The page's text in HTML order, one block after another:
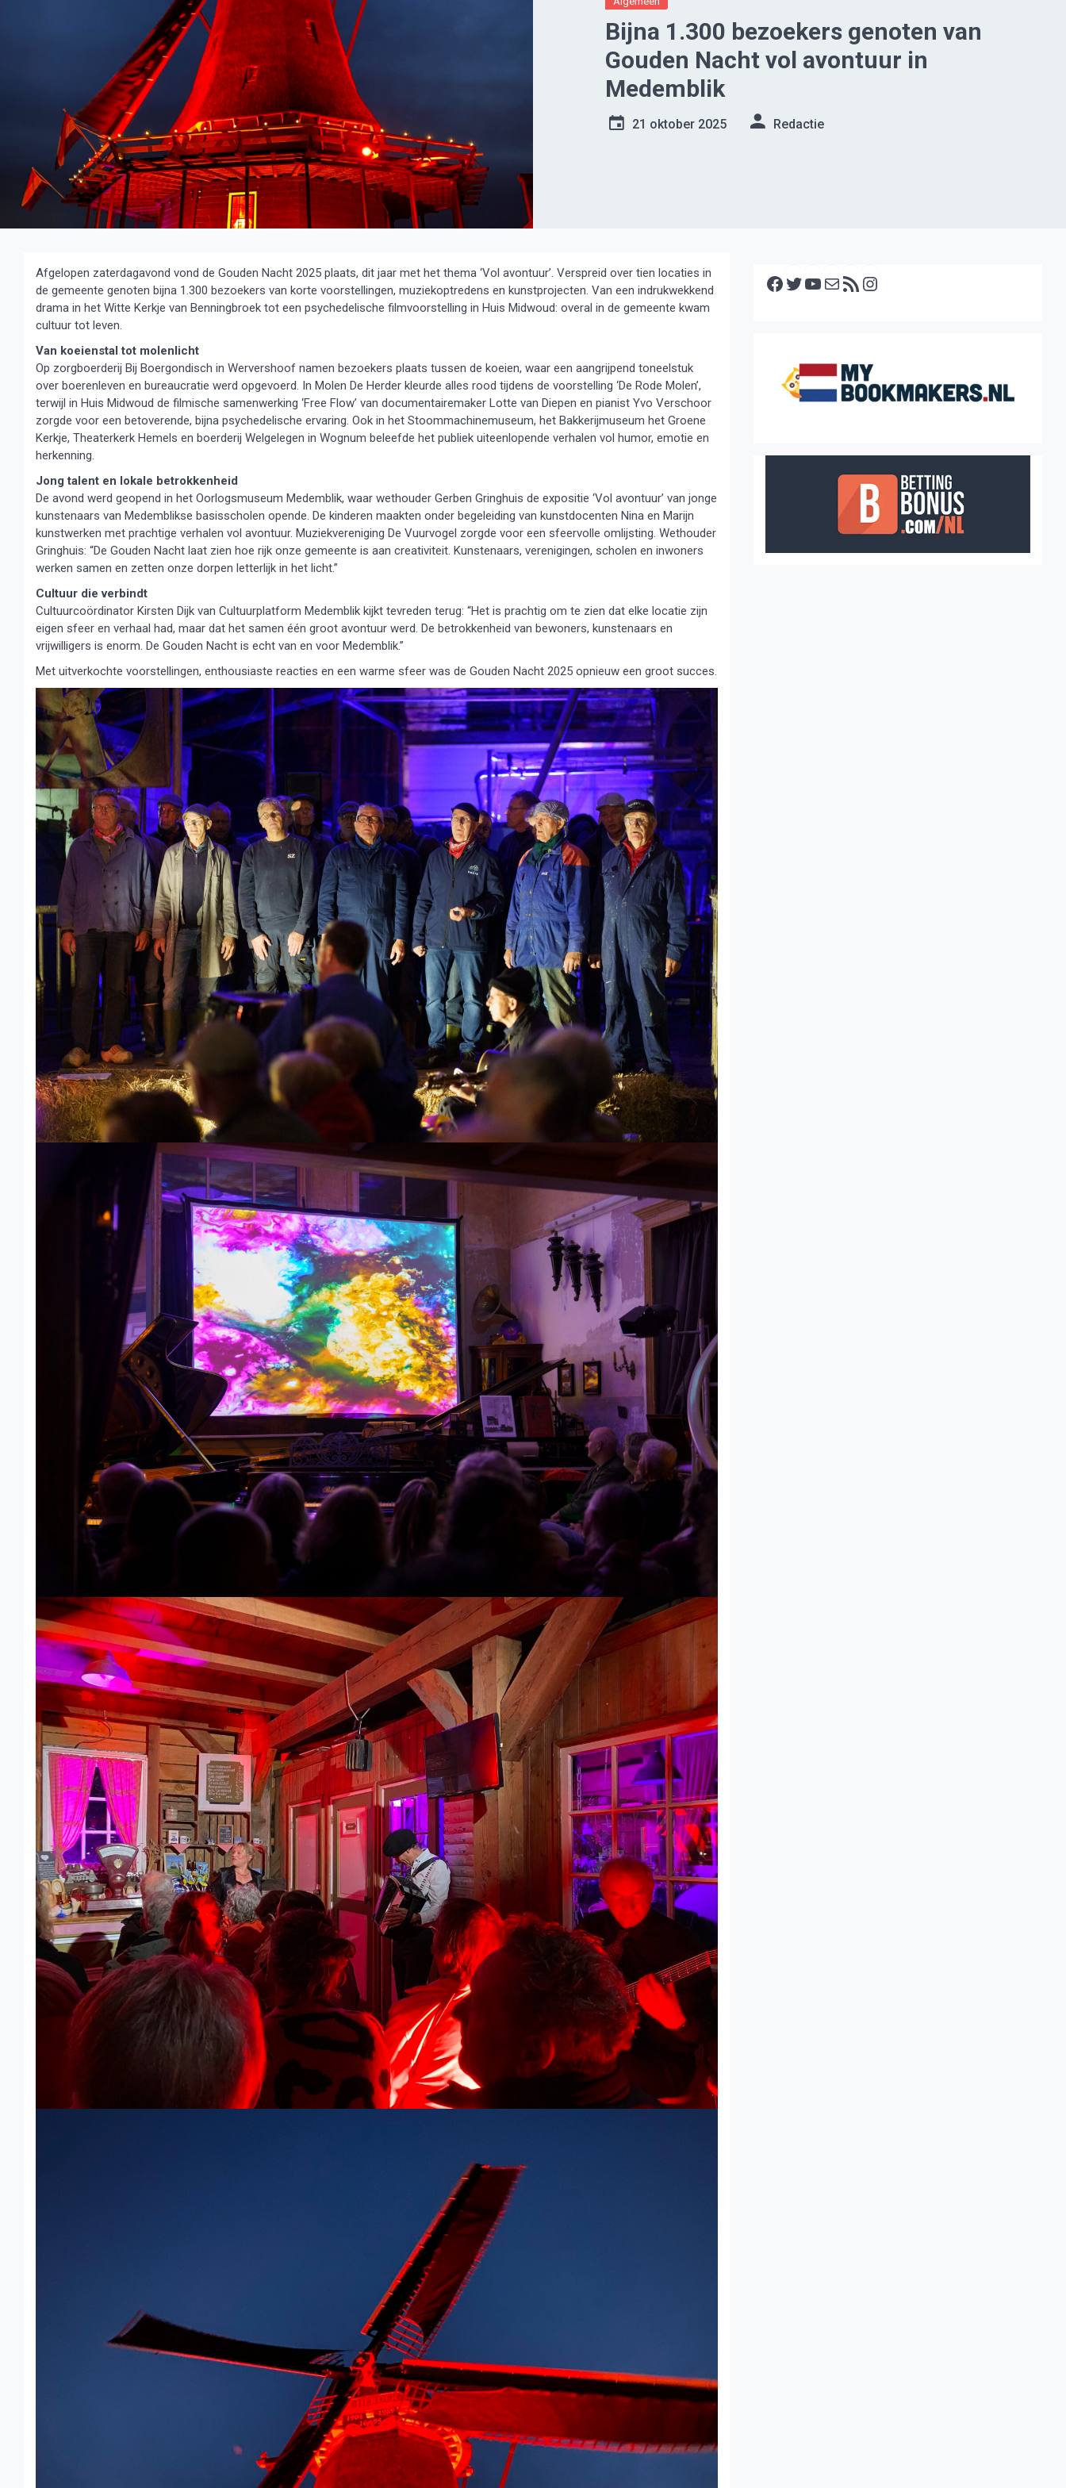
Bijna 1.300 bezoekers genoten van
Gouden Nacht vol avontuur in
Medemblik
21 oktober 2025 Redactie
Afgelopen zaterdagavond vond de Gouden Nacht 2025 plaats, dit jaar met het thema ‘Vol avontuur’. Verspreid over tien locaties in
de gemeente genoten bijna 1.300 bezoekers van korte voorstellingen, muziekoptredens en kunstprojecten. Van een indrukwekkend
drama in het Witte Kerkje van Benningbroek tot een psychedelische filmvoorstelling in Huis Midwoud: overal in de gemeente kwam
cultuur tot leven.
Van koeienstal tot molenlicht
Op zorgboerderij Bij Boergondisch in Wervershoof namen bezoekers plaats tussen de koeien, waar een aangrijpend toneelstuk
over boerenleven en bureaucratie werd opgevoerd. In Molen De Herder kleurde alles rood tijdens de voorstelling ‘De Rode Molen’,
terwijl in Huis Midwoud de filmische samenwerking ‘Free Flow’ van documentairemaker Lotte van Diepen en pianist Yvo Verschoor
zorgde voor een betoverende, bijna psychedelische ervaring. Ook in het Stoommachinemuseum, het Bakkerijmuseum het Groene
Kerkje, Theaterkerk Hemels en boerderij Welgelegen in Wognum beleefde het publiek uiteenlopende verhalen vol humor, emotie en
herkenning.
Jong talent en lokale betrokkenheid
De avond werd geopend in het Oorlogsmuseum Medemblik, waar wethouder Gerben Gringhuis de expositie ‘Vol avontuur’ van jonge
kunstenaars van Medemblikse basisscholen opende. De kinderen maakten onder begeleiding van kunstdocenten Nina en Marijn
kunstwerken met prachtige verhalen vol avontuur. Muziekvereniging De Vuurvogel zorgde voor een sfeervolle omlijsting. Wethouder
Gringhuis: “De Gouden Nacht laat zien hoe rijk onze gemeente is aan creativiteit. Kunstenaars, verenigingen, scholen en inwoners
werken samen en zetten onze dorpen letterlijk in het licht.”
Cultuur die verbindt
Cultuurcoördinator Kirsten Dijk van Cultuurplatform Medemblik kijkt tevreden terug: “Het is prachtig om te zien dat elke locatie zijn
eigen sfeer en verhaal had, maar dat het samen één groot avontuur werd. De betrokkenheid van bewoners, kunstenaars en
vrijwilligers is enorm. De Gouden Nacht is echt van en voor Medemblik.”
Met uitverkochte voorstellingen, enthousiaste reacties en een warme sfeer was de Gouden Nacht 2025 opnieuw een groot succes.
Facebook Twitter YouTube E-mail RSS feed